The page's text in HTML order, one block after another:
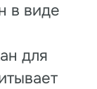
в виде
для